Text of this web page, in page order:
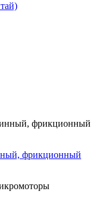
фрикционный